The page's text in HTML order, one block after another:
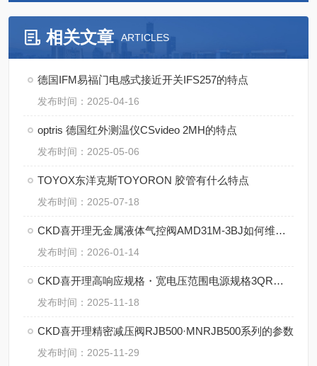
相关文章 ARTICLES
德国IFM易福门电感式接近开关IFS257的特点
发布时间：2025-04-16
optris 德国红外测温仪CSvideo 2MH的特点
发布时间：2025-05-06
TOYOX东洋克斯TOYORON 胶管有什么特点
发布时间：2025-07-18
CKD喜开理无金属液体气控阀AMD31M-3BJ如何维修保养
发布时间：2026-01-14
CKD喜开理高响应规格・宽电压范围电源规格3QR系列解析
发布时间：2025-11-18
CKD喜开理精密减压阀RJB500·MNRJB500系列的参数
发布时间：2025-11-29